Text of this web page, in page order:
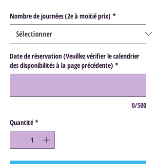
Nombre de journées (2e à moitié prix) *
Date de réservation (Veuillez vérifier le calendrier
des disponibilités à la page précédente) *
0/500
Quantité *